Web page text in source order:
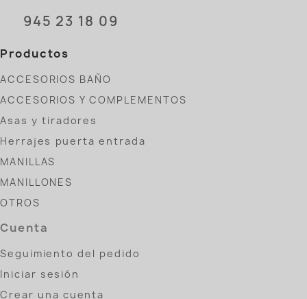
945 23 18 09
Productos
ACCESORIOS BAÑO
ACCESORIOS Y COMPLEMENTOS
Asas y tiradores
Herrajes puerta entrada
MANILLAS
MANILLONES
OTROS
Cuenta
Seguimiento del pedido
Iniciar sesión
Crear una cuenta